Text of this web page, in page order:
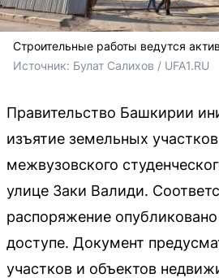
Строительные работы ведутся
Источник: Булат Салихов / UFA1.RU
Правительство Башкирии
изъятие земельных
межвузовского
улице Заки Валиди.
распоряжение
доступе. Документ
участков и объектов